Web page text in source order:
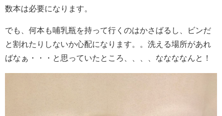
数本は必要になります。
でも、何本も哺乳瓶を持って行くのはかさばるし、ビンだ
と割れたりしないか心配になります。。洗える場所があれ
ばなぁ・・・と思っていたところ、、、、ななななんと！